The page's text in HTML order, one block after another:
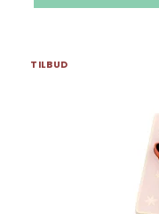
TILBUD